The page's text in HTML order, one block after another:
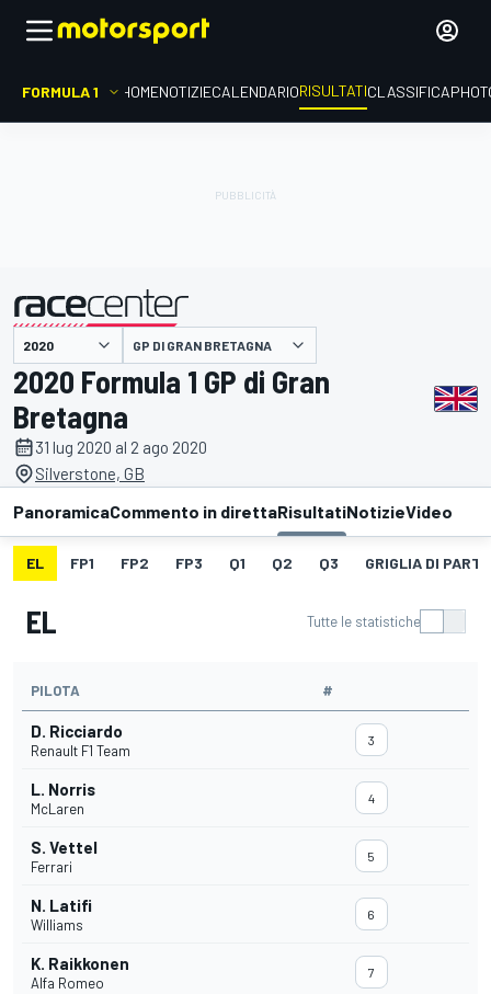
FORMULA 1 HOMENOTIZIECALENDARIORISULTATICLASSIFICA
presentato da GP DI GRAN BRETAGNA
2020 Formula 1 GP di Gran
Bretagna
31 lug 2020 al 2 ago 2020
Silverstone, GB
PanoramicaCommento in direttaRisultatiNotizieVideo
EL FP1 FP2 FP3 Q1 Q2 Q3 GRIGLIA DI
EL Tutte le statistiche
PILOTA #
D. Ricciardo
Renault F1 Team
3
L. Norris
McLaren
4
S. Vettel
Ferrari
5
N. Latifi
Williams
6
K. Raikkonen
Alfa Romeo
7